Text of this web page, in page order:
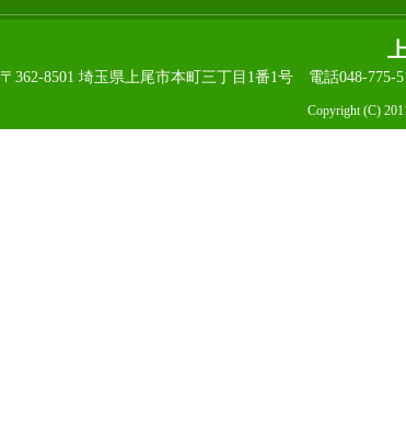
〒362-8501 埼玉県上尾市本町三丁目1番1号 電話048-775-
Copyright (C)